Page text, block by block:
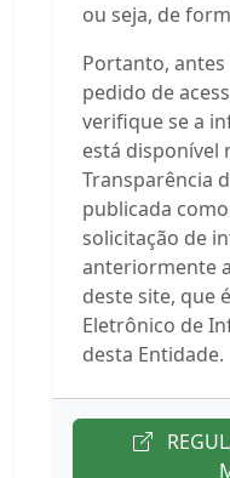
ou seja, de
Portanto,
pedido de
verifique se a
está disponível
Transparência
publicada
solicitação de
anteriormente
deste site, que
Eletrônico de
desta Entidade.